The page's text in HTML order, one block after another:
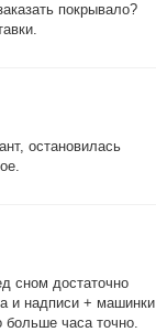
покрывало?
остановилась
сном достаточно
и надписи + машинки
часа точно.